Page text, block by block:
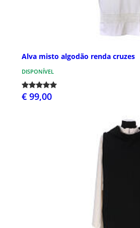
Alva misto algodão renda cruzes
DISPONÍVEL
€ 99,00